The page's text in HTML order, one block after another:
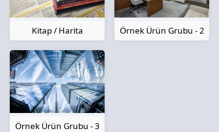
Kitap / Harita Örnek Ürün Grubu - 2
Örnek Ürün Grubu - 3